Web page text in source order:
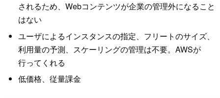
されるため、Webコンテンツが企業の管理外になること
はない
ユーザによるインスタンスの指定、フリートのサイズ、
利用量の予測、スケーリングの管理は不要。AWSが
行ってくれる
低価格、従量課金